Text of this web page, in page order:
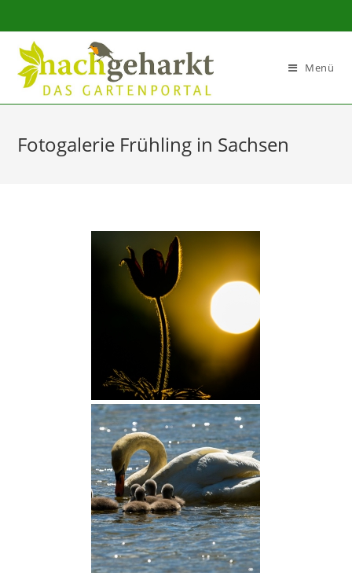
Sidebar-
Inhalt
Menü
Fotogalerie Frühling in Sachsen